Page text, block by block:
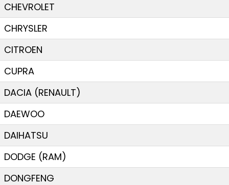
CHEVROLET
CHRYSLER
CITROEN
CUPRA
DACIA (RENAULT)
DAEWOO
DAIHATSU
DODGE (RAM)
DONGFENG